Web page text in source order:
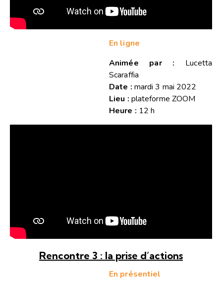
En ligne
Animée par : Lucetta
Scaraffia
Date : mardi 3 mai 2022
Lieu : plateforme ZOOM
Heure : 12 h
Rencontre 3 : la prise d’actions
En présentiel